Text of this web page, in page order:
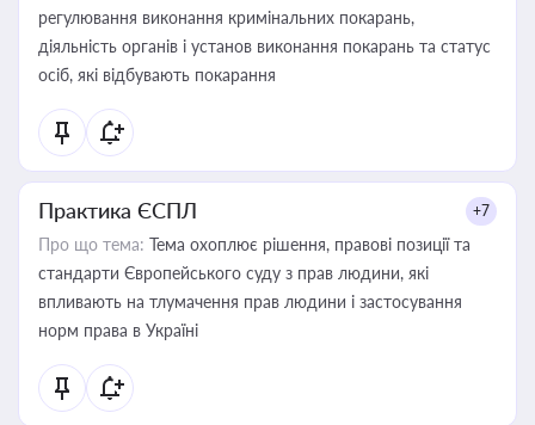
регулювання виконання кримінальних покарань,
діяльність органів і установ виконання покарань та статус
осіб, які відбувають покарання
Практика ЄСПЛ +7
Про що тема: Тема охоплює рішення, правові позиції та
стандарти Європейського суду з прав людини, які
впливають на тлумачення прав людини і застосування
норм права в Україні